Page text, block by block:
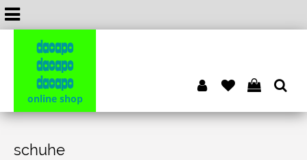
dacapo
dacapo
dacapo
online shop
schuhe